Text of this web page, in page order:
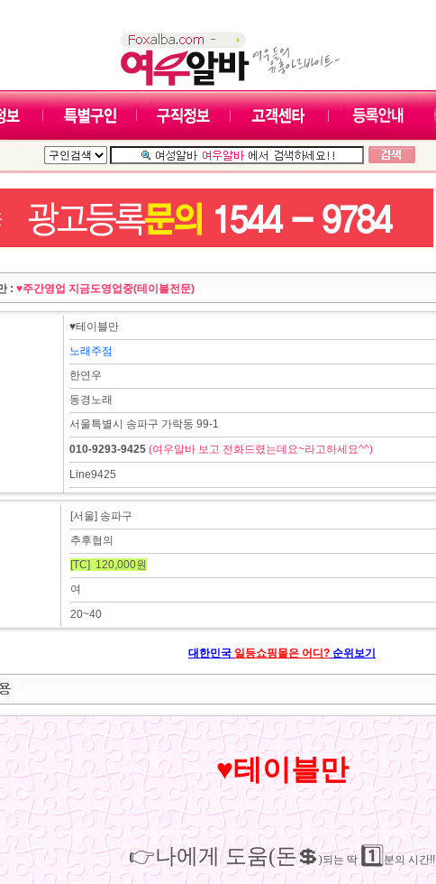
: ♥주간영업 지금도영업중(테이블전문)
♥테이블만
노래주점
한연우
동경노래
서울특별시 송파구 가락동 99-1
010-9293-9425 (여우알바 보고 전화드렸는데요~라고하세요^^)
Line9425
[서울] 송파구
추후협의
[TC] 120,000원
여
20~40
대한민국 일등쇼핑몰은 어디? 순위보기
♥테이블만
👉나에게 도움(돈💲)되는 딱1️⃣분의 시간!!